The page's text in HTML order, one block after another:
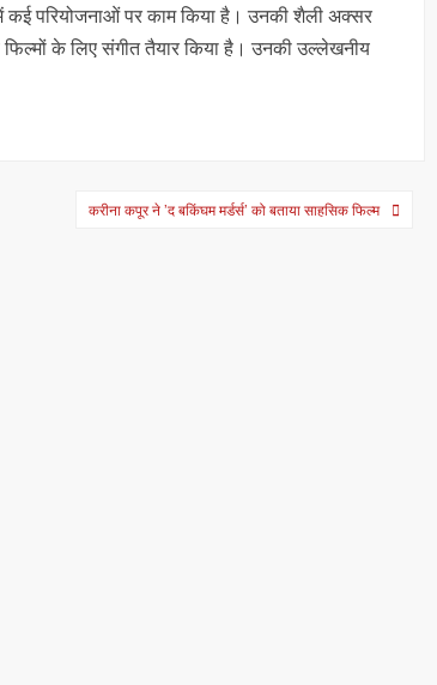
कई परियोजनाओं पर काम किया है। उनकी शैली अक्सर
फिल्मों के लिए संगीत तैयार किया है। उनकी उल्लेखनीय
करीना कपूर ने ’द बकिंघम मर्डर्स’ को बताया साहसिक फिल्म